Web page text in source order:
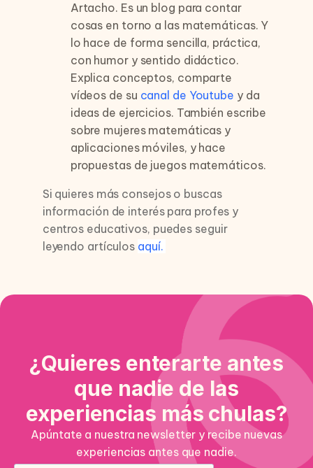
Artacho. Es un blog para contar
cosas en torno a las matemáticas. Y
lo hace de forma sencilla, práctica,
con humor y sentido didáctico.
Explica conceptos, comparte
vídeos de su canal de Youtube y da
ideas de ejercicios. También escribe
sobre mujeres matemáticas y
aplicaciones móviles, y hace
propuestas de juegos matemáticos.
Si quieres más consejos o buscas
información de interés para profes y
centros educativos, puedes seguir
leyendo artículos aquí.
¿Quieres enterarte antes
que nadie de las
experiencias más chulas?
Apúntate a nuestra newsletter y recibe nuevas
experiencias antes que nadie.